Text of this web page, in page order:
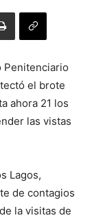
Penitenciario
el brote
ahora 21 los
las vistas
Lagos,
de contagios
la visitas de